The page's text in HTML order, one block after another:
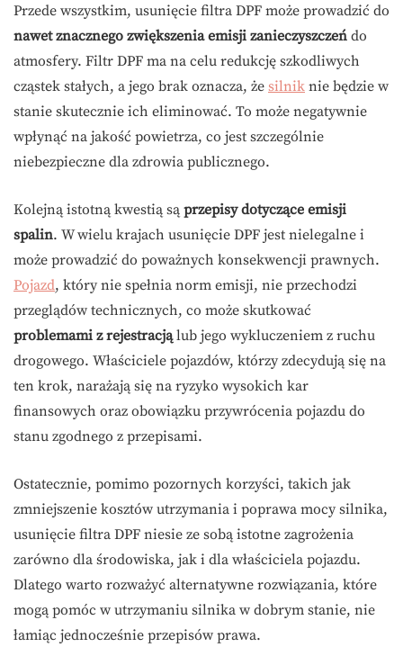
Przede wszystkim, usunięcie filtra DPF może prowadzić do
nawet znacznego zwiększenia emisji zanieczyszczeń do
atmosfery. Filtr DPF ma na celu redukcję szkodliwych
cząstek stałych, a jego brak oznacza, że silnik nie będzie w
stanie skutecznie ich eliminować. To może negatywnie
wpłynąć na jakość powietrza, co jest szczególnie
niebezpieczne dla zdrowia publicznego.
Kolejną istotną kwestią są przepisy dotyczące emisji
spalin. W wielu krajach usunięcie DPF jest nielegalne i
może prowadzić do poważnych konsekwencji prawnych.
Pojazd, który nie spełnia norm emisji, nie przechodzi
przeglądów technicznych, co może skutkować
problemami z rejestracjąlub jego wykluczeniem z ruchu
drogowego. Właściciele pojazdów, którzy zdecydują się na
ten krok, narażają się na ryzyko wysokich kar
finansowych oraz obowiązku przywrócenia pojazdu do
stanu zgodnego z przepisami.
Ostatecznie, pomimo pozornych korzyści, takich jak
zmniejszenie kosztów utrzymania i poprawa mocy silnika,
usunięcie filtra DPF niesie ze sobą istotne zagrożenia
zarówno dla środowiska, jak i dla właściciela pojazdu.
Dlatego warto rozważyć alternatywne rozwiązania, które
mogą pomóc w utrzymaniu silnika w dobrym stanie, nie
łamiąc jednocześnie przepisów prawa.